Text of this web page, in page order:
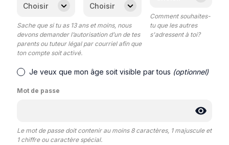
Sache que si tu as 13 ans et moins, nous
devons demander l’autorisation d’un de tes
parents ou tuteur légal par courriel afin que
ton compte soit activé.
Comment souhaites-
tu que les autres
s'adressent à toi?
Je veux que mon âge soit visible par tous (optionnel)
Mot de passe
Le mot de passe doit contenir au moins 8 caractères, 1 majuscule et
1 chiffre ou caractère spécial.